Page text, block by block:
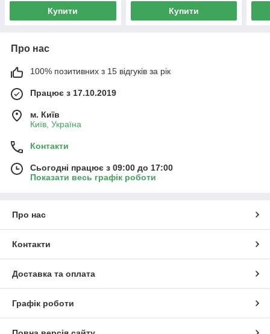
Купити Купити
Про нас
100% позитивних з 15 відгуків за рік
Працює з 17.10.2019
м. Київ
Київ, Україна
Контакти
Сьогодні працює з 09:00 до 17:00
Показати весь графік роботи
Про нас
Контакти
Доставка та оплата
Графік роботи